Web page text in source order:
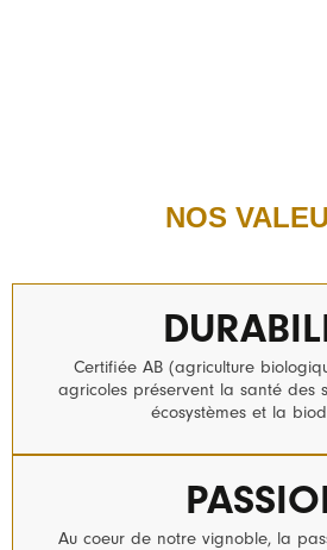
NOS
Certifiée AB (agriculture
agricoles préservent la santé des
écosystèmes et la
Au coeur de notre vignoble, la